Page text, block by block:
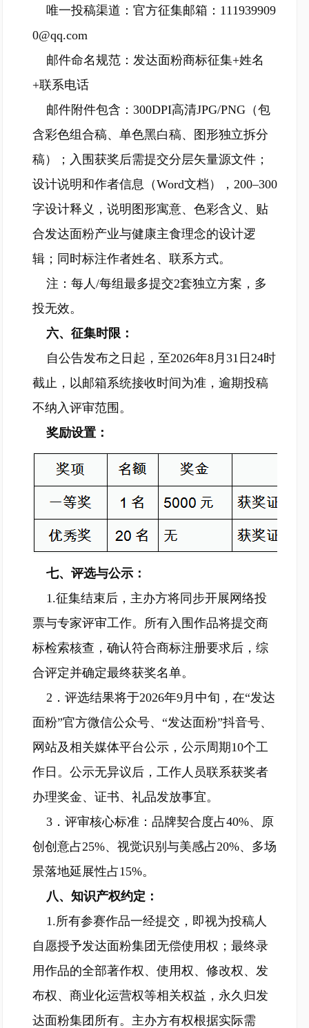
唯一投稿渠道：官方征集邮箱：111939909
0@qq.com
邮件命名规范：发达面粉商标征集+姓名
+联系电话
邮件附件包含：300DPI高清JPG/PNG（包
含彩色组合稿、单色黑白稿、图形独立拆分
稿）；入围获奖后需提交分层矢量源文件；
设计说明和作者信息（Word文档），200–300
字设计释义，说明图形寓意、色彩含义、贴
合发达面粉产业与健康主食理念的设计逻
辑；同时标注作者姓名、联系方式。
注：每人/每组最多提交2套独立方案，多
投无效。
六、征集时限：
自公告发布之日起，至2026年8月31日24时
截止，以邮箱系统接收时间为准，逾期投稿
不纳入评审范围。
奖励设置：
七、评选与公示：
1.征集结束后，主办方将同步开展网络投
票与专家评审工作。所有入围作品将提交商
标检索核查，确认符合商标注册要求后，综
合评定并确定最终获奖名单。
2．评选结果将于2026年9月中旬，在“发达
面粉”官方微信公众号、“发达面粉”抖音号、
网站及相关媒体平台公示，公示周期10个工
作日。公示无异议后，工作人员联系获奖者
办理奖金、证书、礼品发放事宜。
3．评审核心标准：品牌契合度占40%、原
创创意占25%、视觉识别与美感占20%、多场
景落地延展性占15%。
八、知识产权约定：
1.所有参赛作品一经提交，即视为投稿人
自愿授予发达面粉集团无偿使用权；最终录
用作品的全部著作权、使用权、修改权、发
布权、商业化运营权等相关权益，永久归发
达面粉集团所有。主办方有权根据实际需